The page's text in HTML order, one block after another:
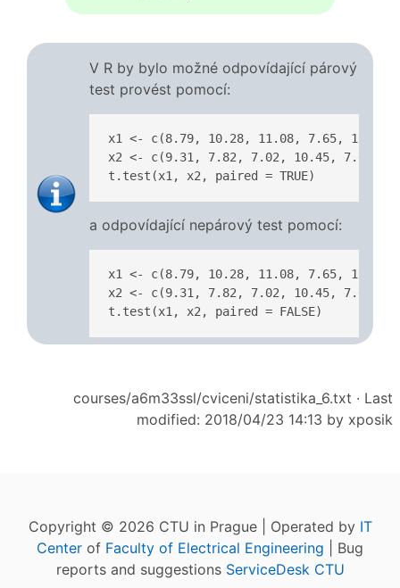
V R by bylo možné odpovídající párový
test provést pomocí:
x1 <- c(8.79, 10.28, 11.08, 7.65,
x2 <- c(9.31, 7.82, 7.02, 10.45, 7.67,
t.test(x1, x2, paired = TRUE)
a odpovídající nepárový test pomocí:
x1 <- c(8.79, 10.28, 11.08, 7.65,
x2 <- c(9.31, 7.82, 7.02, 10.45, 7.67,
t.test(x1, x2, paired = FALSE)
courses/a6m33ssl/cviceni/statistika_6.txt · Last
modified: 2018/04/23 14:13 by xposik
Copyright © 2026 CTU in Prague | Operated by IT
Center of Faculty of Electrical Engineering | Bug
reports and suggestions ServiceDesk CTU